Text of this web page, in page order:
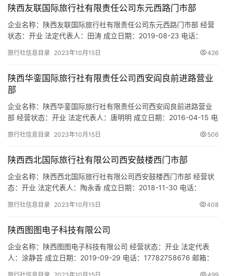
陕西友联国际旅行社有限责任公司东元西路门市部
企业名称：陕西友联国际旅行社有限责任公司东元西路门市部 经营
状态：开业 法定代表人：田涛 成立日期：2019-08-23 电话：
91610135MA6X3G9G60 注册地址：陕西省西安市新城区东元西路
须经批准的项目，…
旅行社信息目录 2023年10月15日 426
陕西华銮国际旅行社有限责任公司西安阎良前进路营业
部
企业名称：陕西华銮国际旅行社有限责任公司西安阎良前进路营业
部 经营状态：开业 法定代表人：唐明明 成立日期：2016-04-15 电
码：91610114MA6TXULH9C 注册地址：陕西省西安市阎良区延安
目：为设立…
旅行社信息目录 2023年10月15日 506
陕西西北国际旅行社有限公司西安鼓楼西门市部
企业名称：陕西西北国际旅行社有限公司西安鼓楼西门市部 经营状
态：开业 法定代表人：陶永香 成立日期：2018-11-30 电话：
91610135MA6W8K8E0F 注册地址：陕西省西安市莲湖区北院门1
经批准的项目，…
旅行社信息目录 2023年10月15日 408
陕西图图电子科技有限公司
企业名称：陕西图图电子科技有限公司 经营状态：开业 法定代表
人：涂静芸 成立日期：2019-09-29 电话：17782758676 邮箱：